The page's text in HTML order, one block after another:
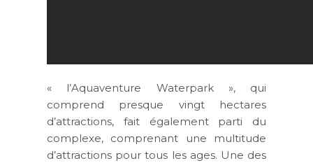
« l’Aquaventure Waterpark », qui
comprend presque vingt hectares
d’attractions, fait également parti du
complexe, comprenant une multitude
d’attractions pour tous les ages. Une des